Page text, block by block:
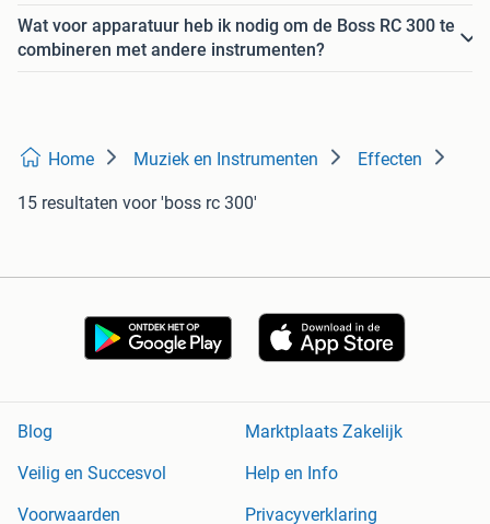
Wat voor apparatuur heb ik nodig om de Boss RC 300 te
combineren met andere instrumenten?
Home Muziek en Instrumenten Effecten
15 resultaten voor 'boss rc 300'
Blog
Marktplaats Zakelijk
Veilig en Succesvol
Help en Info
Voorwaarden
Privacyverklaring